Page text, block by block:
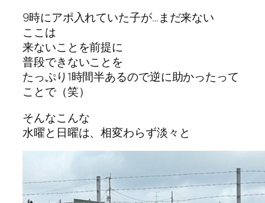
9時にアポ入れていた子が…まだ来ない
ここは
来ないことを前提に
普段できないことを
たっぷり1時間半あるので逆に助かったって
ことで（笑）
そんなこんな
水曜と日曜は、相変わらず淡々と